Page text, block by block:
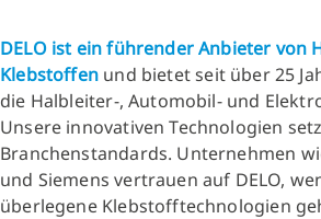
DELO ist ein führender Anbieter von
Klebstoffenund bietet seit über 25
die Halbleiter-, Automobil- und
Unsere innovativen Technologien
Branchenstandards. Unternehmen
und Siemens vertrauen auf DELO,
überlegene Klebstofftechnologien